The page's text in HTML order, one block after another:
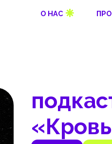
ПРОЕКТЫ
подкаст
«Кровь на
слушать смотреть